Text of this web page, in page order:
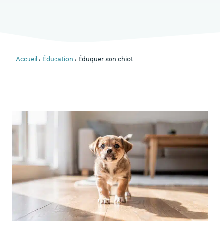
Accueil › Éducation › Éduquer son chiot